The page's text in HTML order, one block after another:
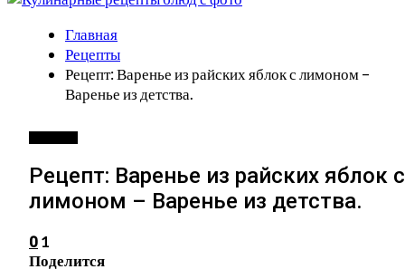
Главная
Рецепты
Рецепт: Варенье из райских яблок с лимоном –
Варенье из детства.
Рецепт: Варенье из райских яблок с
лимоном – Варенье из детства.
0 1
Поделится